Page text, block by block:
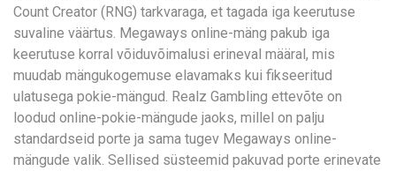
Count Creator (RNG) tarkvaraga, et tagada iga keerutuse
suvaline väärtus. Megaways online-mäng pakub iga
keerutuse korral võiduvõimalusi erineval määral, mis
muudab mängukogemuse elavamaks kui fikseeritud
ulatusega pokie-mängud. Realz Gambling ettevõte on
loodud online-pokie-mängude jaoks, millel on palju
standardseid porte ja sama tugev Megaways online-
mängude valik. Sellised süsteemid pakuvad porte erinevate